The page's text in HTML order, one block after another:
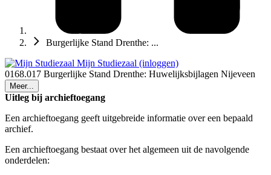
Burgerlijke Stand Drenthe: ...
Mijn Studiezaal (inloggen)
0168.017 Burgerlijke Stand Drenthe: Huwelijksbijlagen Nijeveen
Meer...
Uitleg bij archieftoegang
Een archieftoegang geeft uitgebreide informatie over een bepaald
archief.
Een archieftoegang bestaat over het algemeen uit de navolgende
onderdelen: